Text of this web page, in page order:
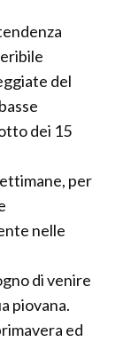
del
dei 15
per
nelle
di venire
piovana.
ed